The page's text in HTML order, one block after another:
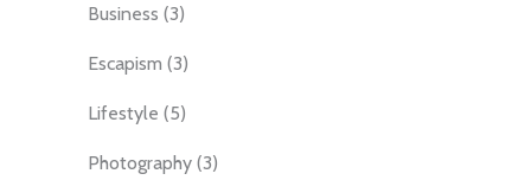
Business (3)
Escapism (3)
Lifestyle (5)
Photography (3)